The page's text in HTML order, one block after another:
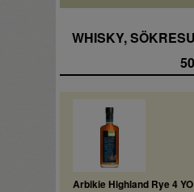
WHISKY,
50
Arbikie Highland Rye 4 YO